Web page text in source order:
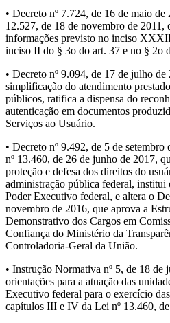
• Decreto nº 7.724, de 16 de maio
12.527, de 18 de novembro de 2011,
informações previsto no inciso
inciso II do § 3o do art. 37 e no § 2o
• Decreto nº 9.094, de 17 de julho
simplificação do atendimento
públicos, ratifica a dispensa do
autenticação em documentos
Serviços ao Usuário.
• Decreto nº 9.492, de 5 de
nº 13.460, de 26 de junho de 2017,
proteção e defesa dos direitos do
administração pública federal,
Poder Executivo federal, e altera o
novembro de 2016, que aprova a
Demonstrativo dos Cargos em
Confiança do Ministério da
Controladoria-Geral da União.
• Instrução Normativa nº 5, de 18 de
orientações para a atuação das
Executivo federal para o exercício
capítulos III e IV da Lei nº 13.460,